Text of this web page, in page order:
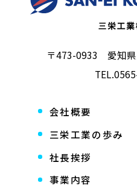
〒473-0933 愛知
TEL.
会社概要
三栄工業の歩み
社長挨拶
事業内容